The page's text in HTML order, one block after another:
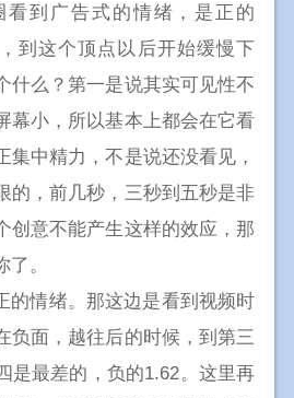
看到广告式的情绪，是正的
到这个顶点以后开始缓慢下
什么？第一是说其实可见性不
幕小，所以基本上都会在它看
集中精力，不是说还没看见，
的，前几秒，三秒到五秒是非
创意不能产生这样的效应，那
。
的情绪。那这边是看到视频时
负面，越往后的时候，到第三
是最差的，负的1.62。这里再